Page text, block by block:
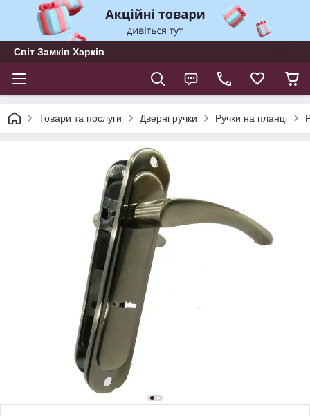
Світ Замків Харків
Товари та послуги Дверні ручки Ручки на планці